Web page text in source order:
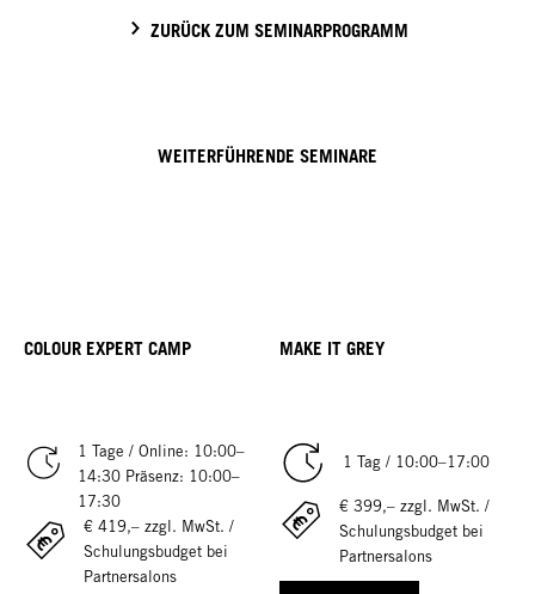
ZURÜCK ZUM SEMINARPROGRAMM
WEITERFÜHRENDE SEMINARE
COLOUR EXPERT CAMP
1 Tage / Online: 10:00–
14:30 Präsenz: 10:00–
17:30
€ 419,– zzgl. MwSt. /
Schulungsbudget bei
Partnersalons
MAKE IT GREY
1 Tag / 10:00–17:00
€ 399,– zzgl. MwSt. /
Schulungsbudget bei
Partnersalons